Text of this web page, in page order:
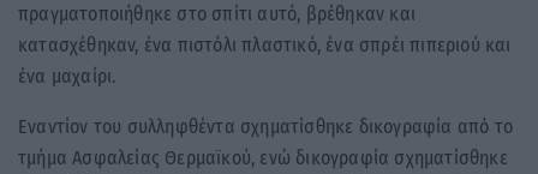
πραγματοποιήθηκε στο σπίτι αυτό, βρέθηκαν και
κατασχέθηκαν, ένα πιστόλι πλαστικό, ένα σπρέι πιπεριού και
ένα μαχαίρι.
Εναντίον του συλληφθέντα σχηματίσθηκε δικογραφία από το
τμήμα Ασφαλείας Θερμαϊκού, ενώ δικογραφία σχηματίσθηκε